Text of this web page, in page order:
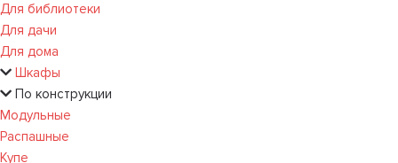
Для библиотеки
Для дачи
Для дома
Шкафы
По конструкции
Модульные
Распашные
Купе